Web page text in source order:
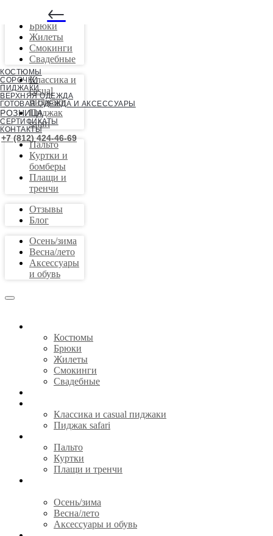
КОСТЮМЫ
←
СОРОЧКИ
ПИДЖАКИ
ВЕРХНЯЯ ОДЕЖДА
ГОТОВАЯ ОДЕЖДА И АКСЕССУАРЫ
РОЗНИЦА
СЕРТИФИКАТЫ
КОНТАКТЫ
+7 (812) 424-46-69
Костюмы
Брюки
Жилеты
Смокинги
Свадебные
Классика и
casual
пиджаки
Пиджак
safari
Пальто
Куртки и
бомберы
Плащи и
тренчи
Отзывы
Блог
Осень/зима
Весна/лето
Аксессуары
и обувь
Костюмы
Брюки
Жилеты
Смокинги
Свадебные
Классика и casual пиджаки
Пиджак safari
Пальто
Куртки
Плащи и тренчи
Осень/зима
Весна/лето
Аксессуары и обувь